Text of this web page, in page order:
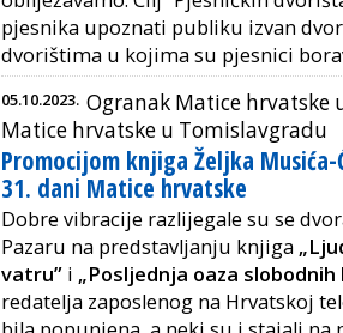
pjesnika upoznati publiku izvan
dvorištima u kojima su pjesnici
05.10.2023. Ogranak Matice hrvatske
Matice hrvatske u Tomislavgradu
Promocijom knjiga Željka
31. dani Matice hrvatske
Dobre vibracije razlijegale su se
Pazaru na predstavljanju knjiga
vatru” i „Posljednja oaza slobodnih
redatelja zaposlenog na Hrvatskoj